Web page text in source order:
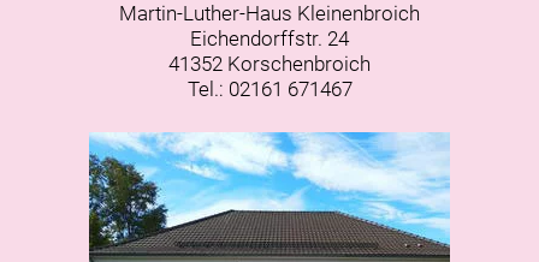
Martin-Luther-Haus Kleinenbroich
Eichendorffstr. 24
41352 Korschenbroich
Tel.: 02161 671467